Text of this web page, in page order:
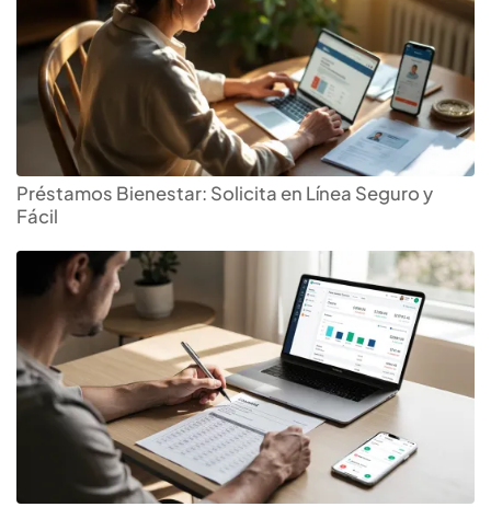
Préstamos Bienestar: Solicita en Línea Seguro y
Fácil